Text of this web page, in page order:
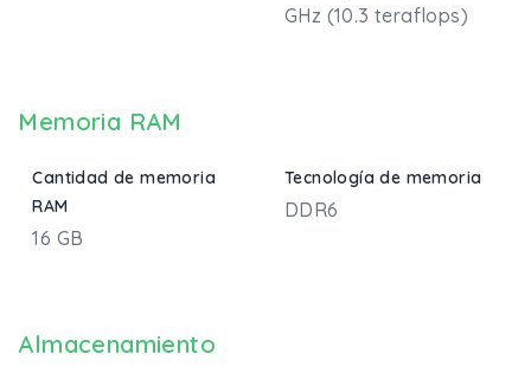
GHz (10.3 teraflops)
Memoria RAM
Cantidad de memoria
RAM
16 GB
Tecnología de memoria
DDR6
Almacenamiento